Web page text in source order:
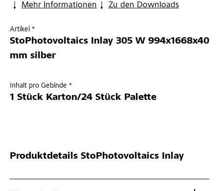
Mehr Informationen
Zu den Downloads
Artikel *
StoPhotovoltaics Inlay 305 W 994x1668x40
mm silber
Inhalt pro Gebinde *
1 Stück Karton/24 Stück Palette
Produktdetails StoPhotovoltaics Inlay